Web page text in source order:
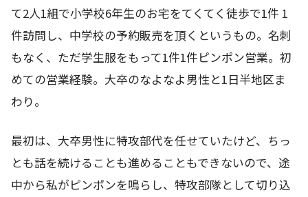
て2人1組で小学校6年生のお宅をてくてく徒歩で1件 1
件訪問し、中学校の予約販売を頂くというもの。名刺
もなく、ただ学生服をもって1件1件ピンポン営業。初
めての営業経験。大卒のなよなよ男性と1日半地区ま
わり。
最初は、大卒男性に特攻部代を任せていたけど、ちっ
とも話を続けることも進めることもできないので、途
中から私がピンポンを鳴らし、特攻部隊として切り込